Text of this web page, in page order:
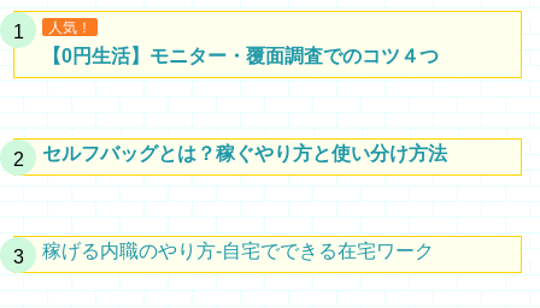
人気！
【0円生活】モニター・覆面調査でのコツ４つ
セルフバッグとは？稼ぐやり方と使い分け方法
稼げる内職のやり方-自宅でできる在宅ワーク